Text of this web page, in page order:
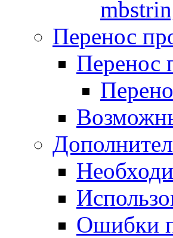
Перенос
Перенос
Ошибки